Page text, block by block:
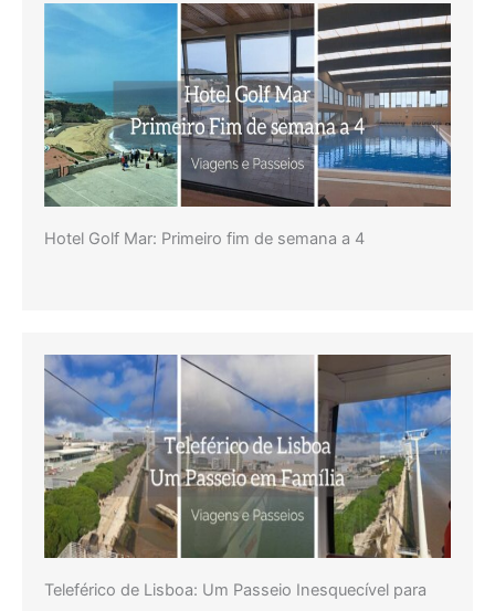
Hotel Golf Mar: Primeiro fim de semana a 4
Teleférico de Lisboa: Um Passeio Inesquecível para